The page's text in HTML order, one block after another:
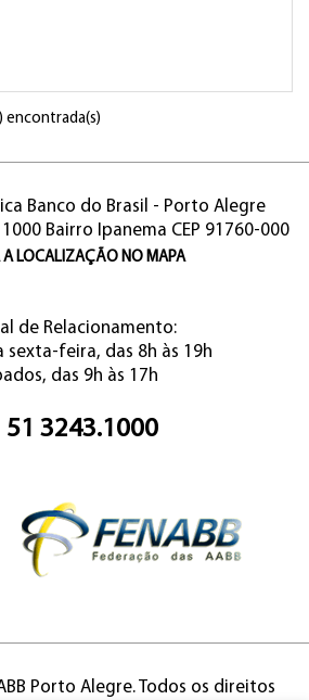
encontrada(s)
Banco do Brasil - Porto Alegre
Bairro Ipanema CEP 91760-000
A LOCALIZAÇÃO NO MAPA
de Relacionamento:
sexta-feira, das 8h às 19h
das 9h às 17h
51 3243.1000
Porto Alegre. Todos os direitos